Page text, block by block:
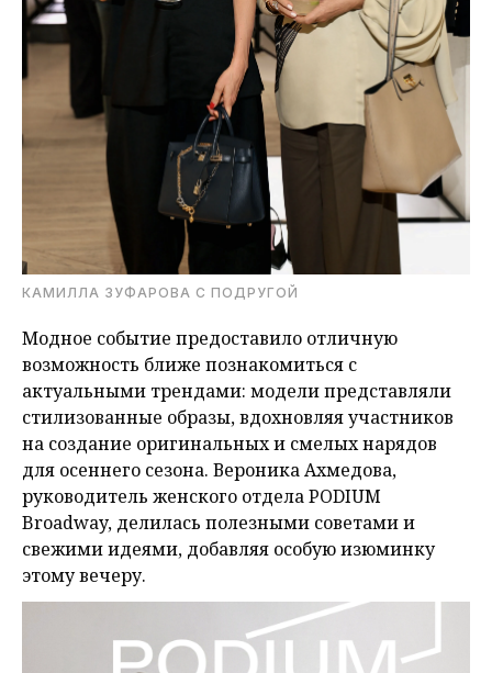
КАМИЛЛА ЗУФАРОВА С ПОДРУГОЙ
Модное событие предоставило отличную
возможность ближе познакомиться с
актуальными трендами: модели представляли
стилизованные образы, вдохновляя участников
на создание оригинальных и смелых нарядов
для осеннего сезона. Вероника Ахмедова,
руководитель женского отдела PODIUM
Broadway, делилась полезными советами и
свежими идеями, добавляя особую изюминку
этому вечеру.